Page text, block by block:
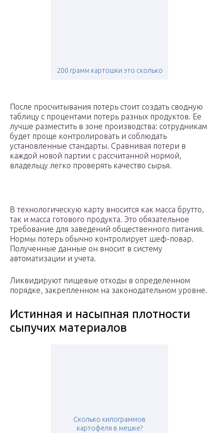
200 грамм картошки это сколько
После просчитывания потерь стоит создать сводную
таблицу с процентами потерь разных продуктов. Ее
лучше разместить в зоне производства: сотрудникам
будет проще контролировать и соблюдать
установленные стандарты. Сравнивая потери в
каждой новой партии с рассчитанной нормой,
владельцу легко проверять качество сырья.
В технологическую карту вносится как масса брутто,
так и масса готового продукта. Это обязательное
требование для заведений общественного питания.
Нормы потерь обычно контролирует шеф-повар.
Полученные данные он вносит в систему
автоматизации и учета.
Ликвидируют пищевые отходы в определенном
порядке, закрепленном на законодательном уровне.
Истинная и насыпная плотности
сыпучих материалов
Сколько килограммов
картофеля в мешке?